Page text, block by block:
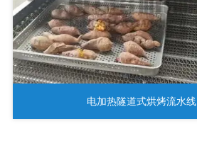
电加热隧道式烘烤流水线